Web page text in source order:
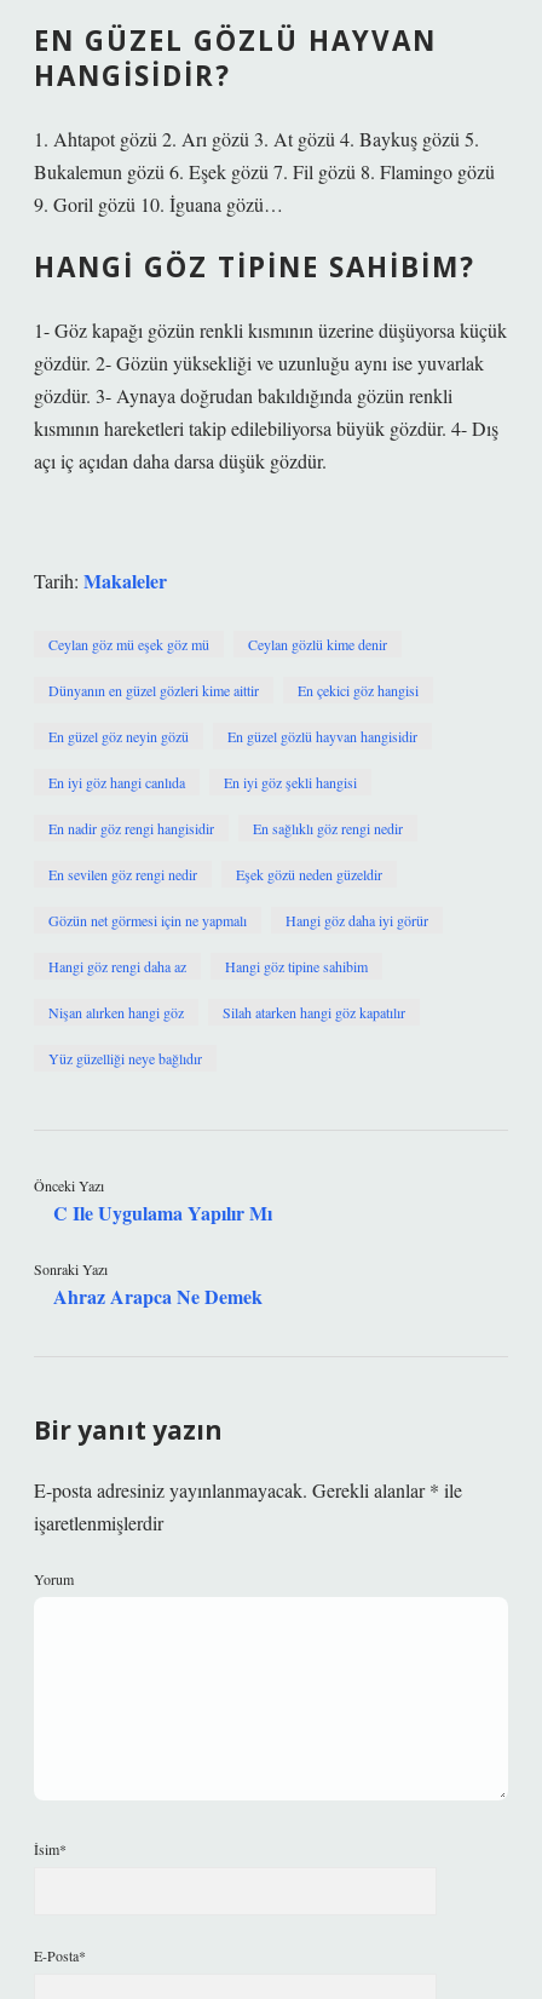
EN GÜZEL GÖZLÜ HAYVAN
HANGISIDIR?
1. Ahtapot gözü 2. Arı gözü 3. At gözü 4. Baykuş gözü 5.
Bukalemun gözü 6. Eşek gözü 7. Fil gözü 8. Flamingo gözü
9. Goril gözü 10. İguana gözü…
HANGI GÖZ TIPINE SAHIBIM?
1- Göz kapağı gözün renkli kısmının üzerine düşüyorsa küçük
gözdür. 2- Gözün yüksekliği ve uzunluğu aynı ise yuvarlak
gözdür. 3- Aynaya doğrudan bakıldığında gözün renkli
kısmının hareketleri takip edilebiliyorsa büyük gözdür. 4- Dış
açı iç açıdan daha darsa düşük gözdür.
Tarih: Makaleler
Ceylan göz mü eşek göz mü Ceylan gözlü kime denir
Dünyanın en güzel gözleri kime aittir En çekici göz hangisi
En güzel göz neyin gözü En güzel gözlü hayvan hangisidir
En iyi göz hangi canlıda En iyi göz şekli hangisi
En nadir göz rengi hangisidir En sağlıklı göz rengi nedir
En sevilen göz rengi nedir Eşek gözü neden güzeldir
Gözün net görmesi için ne yapmalı Hangi göz daha iyi görür
Hangi göz rengi daha az Hangi göz tipine sahibim
Nişan alırken hangi göz Silah atarken hangi göz kapatılır
Yüz güzelliği neye bağlıdır
Önceki Yazı
C Ile Uygulama Yapılır Mı
Sonraki Yazı
Ahraz Arapca Ne Demek
Bir yanıt yazın
E-posta adresiniz yayınlanmayacak. Gerekli alanlar* ile
işaretlenmişlerdir
Yorum
İsim*
E-Posta*